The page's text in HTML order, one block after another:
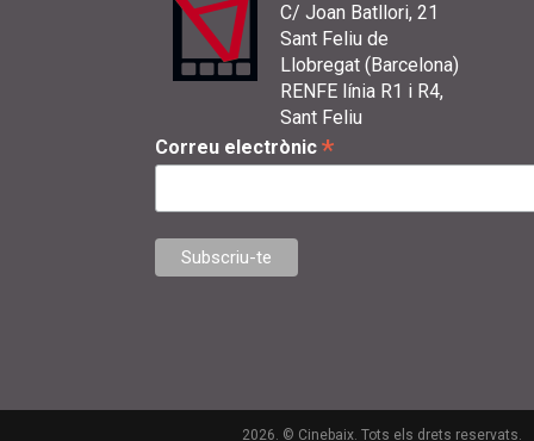
C/ Joan Batllori, 21
Sant Feliu de
Llobregat (Barcelona)
RENFE línia R1 i R4,
Sant Feliu
Correu electrònic *
2026. © Cinebaix. Tots els drets reservats.